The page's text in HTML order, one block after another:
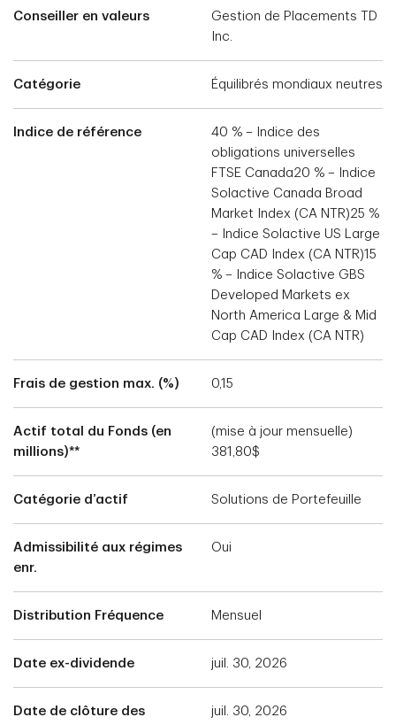
Conseiller en valeurs
Gestion de Placements TD
Inc.
Catégorie Équilibrés mondiaux neutres
Indice de référence
40 % – Indice des
obligations universelles
FTSE Canada20 % – Indice
Solactive Canada Broad
Market Index (CA NTR)25 %
– Indice Solactive US Large
Cap CAD Index (CA NTR)15
% – Indice Solactive GBS
Developed Markets ex
North America Large & Mid
Cap CAD Index (CA NTR)
Frais de gestion max. (%) 0,15
Actif total du Fonds (en
millions)**
(mise à jour mensuelle)
381,80$
Catégorie d’actif Solutions de Portefeuille
Admissibilité aux régimes
enr.
Oui
Distribution Fréquence Mensuel
Date ex-dividende juil. 30, 2026
Date de clôture des
juil. 30, 2026